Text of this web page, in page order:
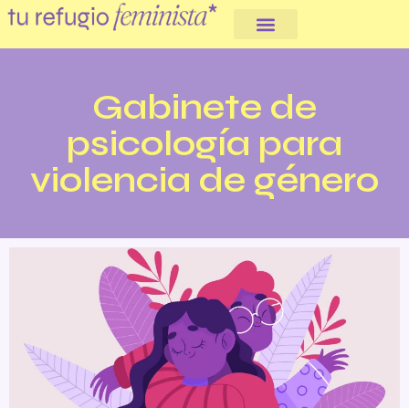
Gabinete de
psicología para
violencia de género